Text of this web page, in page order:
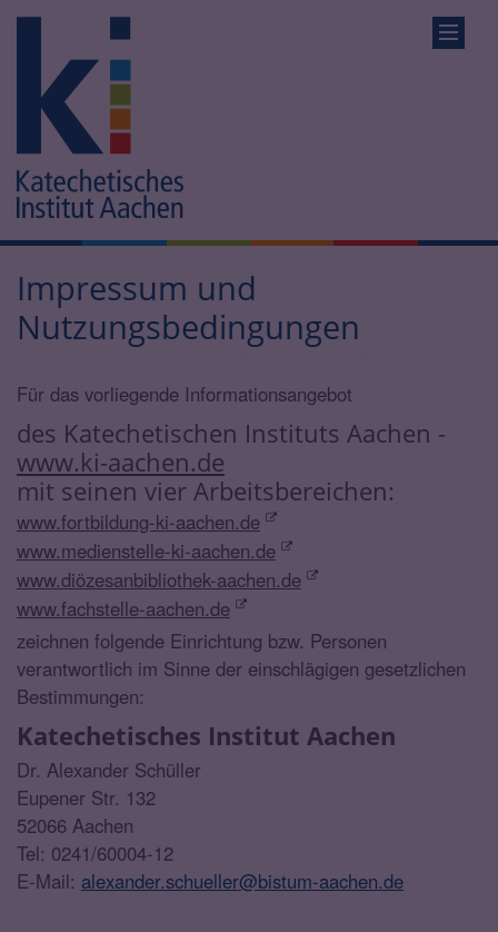
Impressum und
Nutzungsbedingungen
Für das vorliegende Informationsangebot
des Katechetischen Instituts Aachen -
www.ki-aachen.de
mit seinen vier Arbeitsbereichen:
www.fortbildung-ki-aachen.de
www.medienstelle-ki-aachen.de
www.diözesanbibliothek-aachen.de
www.fachstelle-aachen.de
zeichnen folgende Einrichtung bzw. Personen
verantwortlich im Sinne der einschlägigen gesetzlichen
Bestimmungen:
Katechetisches Institut Aachen
Dr. Alexander Schüller
Eupener Str. 132
52066 Aachen
Tel: 0241/60004-12
E-Mail: alexander.schueller@bistum-aachen.de